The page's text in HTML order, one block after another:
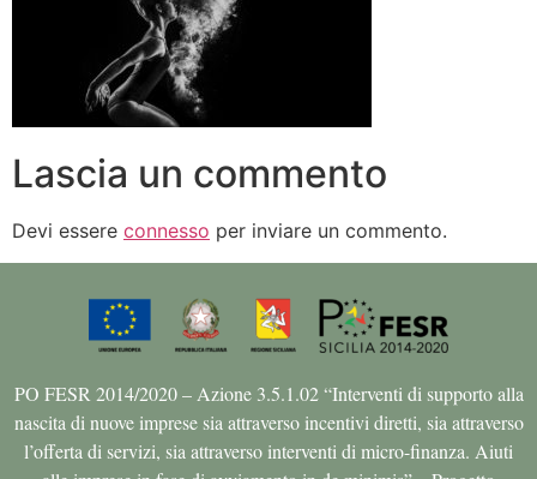
Lascia un commento
Devi essere connesso per inviare un commento.
PO FESR 2014/2020 – Azione 3.5.1.02 “Interventi di supporto alla
nascita di nuove imprese sia attraverso incentivi diretti, sia attraverso
l’offerta di servizi, sia attraverso interventi di micro-finanza. Aiuti